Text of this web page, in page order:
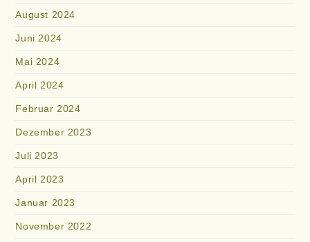
August 2024
Juni 2024
Mai 2024
April 2024
Februar 2024
Dezember 2023
Juli 2023
April 2023
Januar 2023
November 2022